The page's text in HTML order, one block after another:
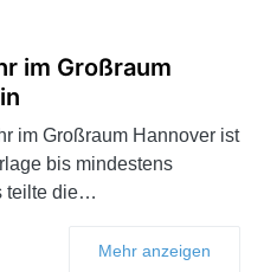
im Großraum
im Großraum Hannover ist
bis mindestens
teilte die…
Mehr anzeigen